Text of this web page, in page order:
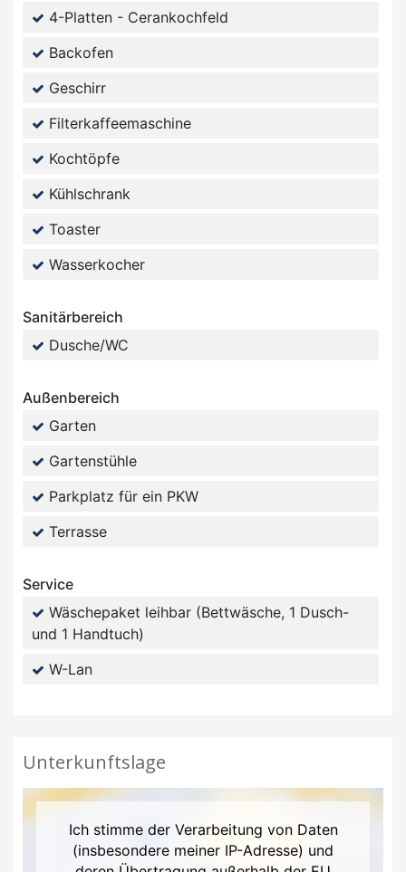
4-Platten - Cerankochfeld
Backofen
Geschirr
Filterkaffeemaschine
Kochtöpfe
Kühlschrank
Toaster
Wasserkocher
Sanitärbereich
Dusche/WC
Außenbereich
Garten
Gartenstühle
Parkplatz für ein PKW
Terrasse
Service
Wäschepaket leihbar (Bettwäsche, 1 Dusch-
und 1 Handtuch)
W-Lan
Unterkunftslage
Ich stimme der Verarbeitung von Daten
(insbesondere meiner IP-Adresse) und